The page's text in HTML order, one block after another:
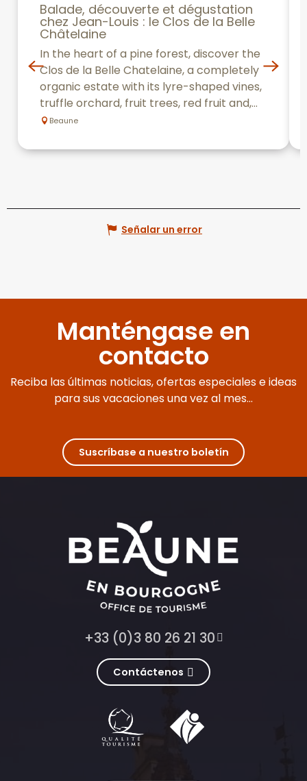
Balade, découverte et dégustation
chez Jean-Louis : le Clos de la Belle
Châtelaine
In the heart of a pine forest, discover the
Clos de la Belle Chatelaine, a completely
organic estate with its lyre-shaped vines,
truffle orchard, fruit trees, red fruit and,...
Beaune
Señalar un error
Manténgase en
contacto
Reciba las últimas noticias, ofertas especiales e ideas
para sus vacaciones una vez al mes...
Suscríbase a nuestro boletín
+33 (0)3 80 26 21 30
Contáctenos